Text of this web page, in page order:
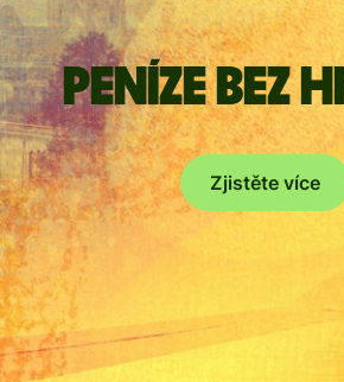
Peníze bez
Zjistěte více